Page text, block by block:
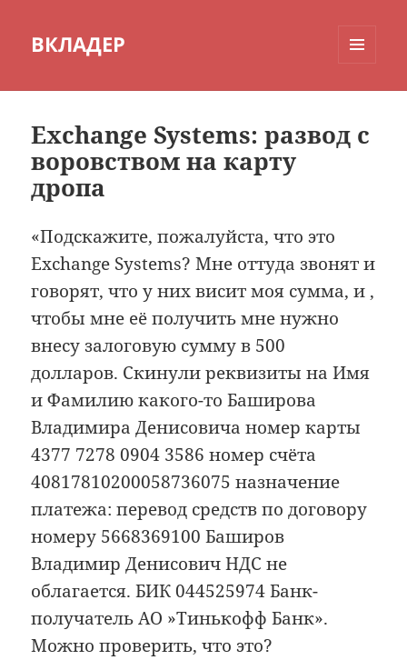
ВКЛАДЕР
Exchange Systems: развод с
воровством на карту
дропа
«Подскажите, пожалуйста, что это
Exchange Systems? Мне оттуда звонят и
говорят, что у них висит моя сумма, и ,
чтобы мне её получить мне нужно
внесу залоговую сумму в 500
долларов. Скинули реквизиты на Имя
и Фамилию какого-то Баширова
Владимира Денисовича номер карты
4377 7278 0904 3586 номер счёта
40817810200058736075 назначение
платежа: перевод средств по договору
номеру 5668369100 Баширов
Владимир Денисович НДС не
облагается. БИК 044525974 Банк-
получатель АО »Тинькофф Банк».
Можно проверить, что это?